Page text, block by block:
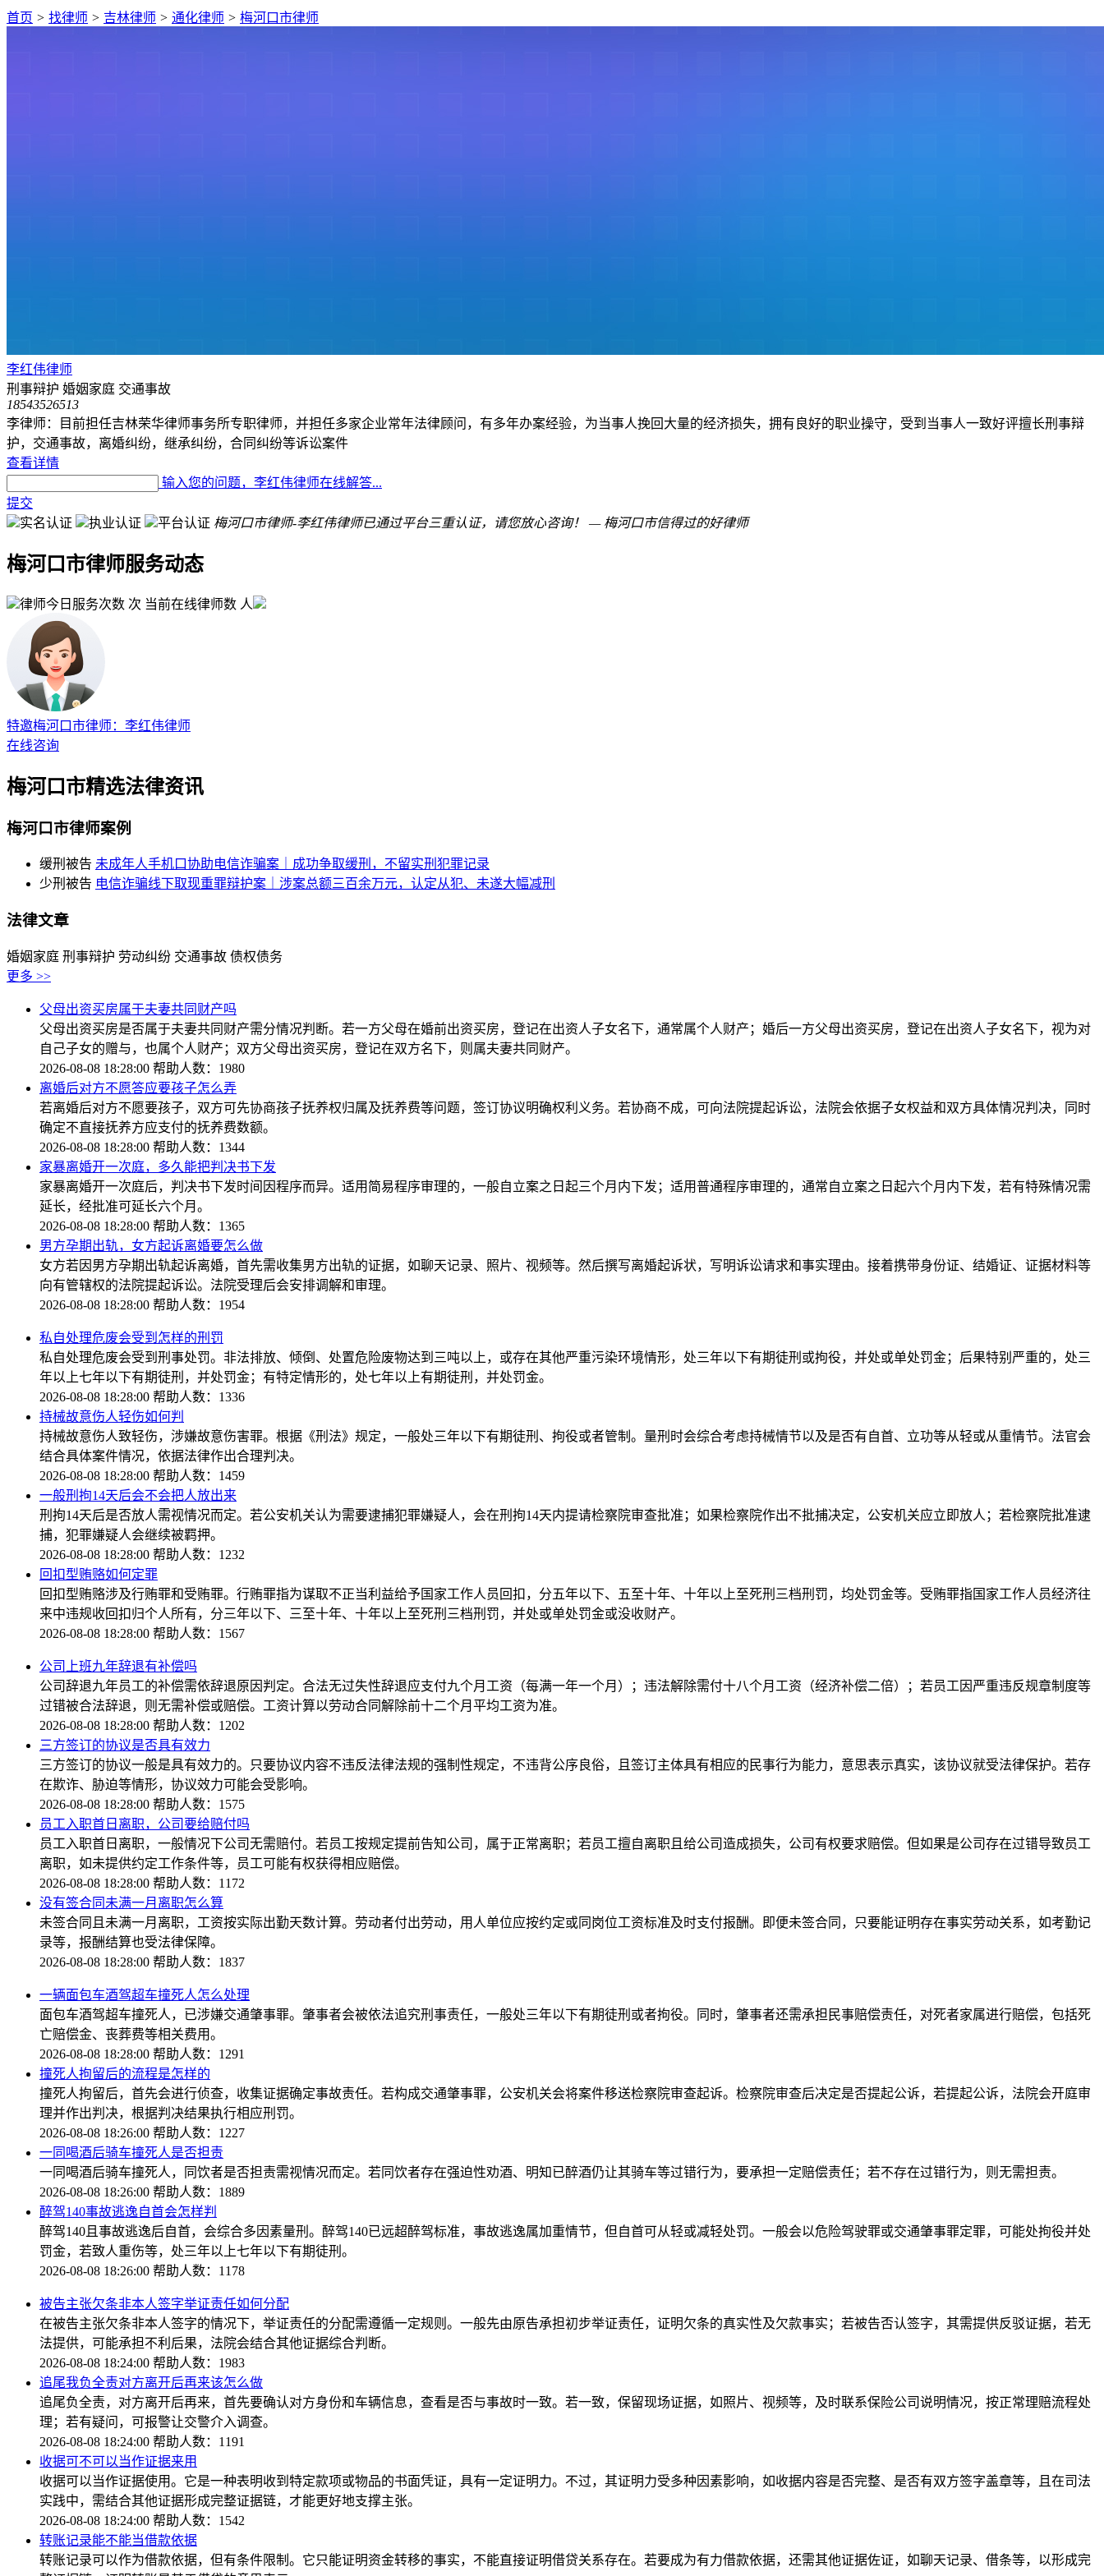
首页 > 找律师 > 吉林律师 > 通化律师 > 梅河口市律师
李红伟律师
刑事辩护 婚姻家庭 交通事故
18543526513
李律师：目前担任吉林荣华律师事务所专职律师，并担任多家企业常年法律顾问，有多年办案经验，为当事人挽回大量的经济损失，拥有良好的职业操守，受到当事人一致好评擅长刑事辩
护，交通事故，离婚纠纷，继承纠纷，合同纠纷等诉讼案件
查看详情
输入您的问题，李红伟律师在线解答...
提交
实名认证
执业认证 平台认证 梅河口市律师-李红伟律师已通过平台三重认证，请您放心咨询！ — 梅河口市信得过的好律师
梅河口市律师服务动态
律师今日服务次数 次 当前在线律师数 人
特邀梅河口市律师：李红伟律师
在线咨询
梅河口市精选法律资讯
梅河口市律师案例
缓刑 被告 未成年人手机口协助电信诈骗案｜成功争取缓刑，不留实刑犯罪记录
少刑 被告 电信诈骗线下取现重罪辩护案｜涉案总额三百余万元，认定从犯、未遂大幅减刑
法律文章
婚姻家庭 刑事辩护 劳动纠纷 交通事故 债权债务
更多 >>
父母出资买房属于夫妻共同财产吗
父母出资买房是否属于夫妻共同财产需分情况判断。若一方父母在婚前出资买房，登记在出资人子女名下，通常属个人财产；婚后一方父母出资买房，登记在出资人子女名下，视为对
自己子女的赠与，也属个人财产；双方父母出资买房，登记在双方名下，则属夫妻共同财产。
2026-08-08 18:28:00 帮助人数：1980
离婚后对方不愿答应要孩子怎么弄
若离婚后对方不愿要孩子，双方可先协商孩子抚养权归属及抚养费等问题，签订协议明确权利义务。若协商不成，可向法院提起诉讼，法院会依据子女权益和双方具体情况判决，同时
确定不直接抚养方应支付的抚养费数额。
2026-08-08 18:28:00 帮助人数：1344
家暴离婚开一次庭，多久能把判决书下发
家暴离婚开一次庭后，判决书下发时间因程序而异。适用简易程序审理的，一般自立案之日起三个月内下发；适用普通程序审理的，通常自立案之日起六个月内下发，若有特殊情况需
延长，经批准可延长六个月。
2026-08-08 18:28:00 帮助人数：1365
男方孕期出轨，女方起诉离婚要怎么做
女方若因男方孕期出轨起诉离婚，首先需收集男方出轨的证据，如聊天记录、照片、视频等。然后撰写离婚起诉状，写明诉讼请求和事实理由。接着携带身份证、结婚证、证据材料等
向有管辖权的法院提起诉讼。法院受理后会安排调解和审理。
2026-08-08 18:28:00 帮助人数：1954
私自处理危废会受到怎样的刑罚
私自处理危废会受到刑事处罚。非法排放、倾倒、处置危险废物达到三吨以上，或存在其他严重污染环境情形，处三年以下有期徒刑或拘役，并处或单处罚金；后果特别严重的，处三
年以上七年以下有期徒刑，并处罚金；有特定情形的，处七年以上有期徒刑，并处罚金。
2026-08-08 18:28:00 帮助人数：1336
持械故意伤人轻伤如何判
持械故意伤人致轻伤，涉嫌故意伤害罪。根据《刑法》规定，一般处三年以下有期徒刑、拘役或者管制。量刑时会综合考虑持械情节以及是否有自首、立功等从轻或从重情节。法官会
结合具体案件情况，依据法律作出合理判决。
2026-08-08 18:28:00 帮助人数：1459
一般刑拘14天后会不会把人放出来
刑拘14天后是否放人需视情况而定。若公安机关认为需要逮捕犯罪嫌疑人，会在刑拘14天内提请检察院审查批准；如果检察院作出不批捕决定，公安机关应立即放人；若检察院批准逮
捕，犯罪嫌疑人会继续被羁押。
2026-08-08 18:28:00 帮助人数：1232
回扣型贿赂如何定罪
回扣型贿赂涉及行贿罪和受贿罪。行贿罪指为谋取不正当利益给予国家工作人员回扣，分五年以下、五至十年、十年以上至死刑三档刑罚，均处罚金等。受贿罪指国家工作人员经济往
来中违规收回扣归个人所有，分三年以下、三至十年、十年以上至死刑三档刑罚，并处或单处罚金或没收财产。
2026-08-08 18:28:00 帮助人数：1567
公司上班九年辞退有补偿吗
公司辞退九年员工的补偿需依辞退原因判定。合法无过失性辞退应支付九个月工资（每满一年一个月）；违法解除需付十八个月工资（经济补偿二倍）；若员工因严重违反规章制度等
过错被合法辞退，则无需补偿或赔偿。工资计算以劳动合同解除前十二个月平均工资为准。
2026-08-08 18:28:00 帮助人数：1202
三方签订的协议是否具有效力
三方签订的协议一般是具有效力的。只要协议内容不违反法律法规的强制性规定，不违背公序良俗，且签订主体具有相应的民事行为能力，意思表示真实，该协议就受法律保护。若存
在欺诈、胁迫等情形，协议效力可能会受影响。
2026-08-08 18:28:00 帮助人数：1575
员工入职首日离职，公司要给赔付吗
员工入职首日离职，一般情况下公司无需赔付。若员工按规定提前告知公司，属于正常离职；若员工擅自离职且给公司造成损失，公司有权要求赔偿。但如果是公司存在过错导致员工
离职，如未提供约定工作条件等，员工可能有权获得相应赔偿。
2026-08-08 18:28:00 帮助人数：1172
没有签合同未满一月离职怎么算
未签合同且未满一月离职，工资按实际出勤天数计算。劳动者付出劳动，用人单位应按约定或同岗位工资标准及时支付报酬。即便未签合同，只要能证明存在事实劳动关系，如考勤记
录等，报酬结算也受法律保障。
2026-08-08 18:28:00 帮助人数：1837
一辆面包车酒驾超车撞死人怎么处理
面包车酒驾超车撞死人，已涉嫌交通肇事罪。肇事者会被依法追究刑事责任，一般处三年以下有期徒刑或者拘役。同时，肇事者还需承担民事赔偿责任，对死者家属进行赔偿，包括死
亡赔偿金、丧葬费等相关费用。
2026-08-08 18:28:00 帮助人数：1291
撞死人拘留后的流程是怎样的
撞死人拘留后，首先会进行侦查，收集证据确定事故责任。若构成交通肇事罪，公安机关会将案件移送检察院审查起诉。检察院审查后决定是否提起公诉，若提起公诉，法院会开庭审
理并作出判决，根据判决结果执行相应刑罚。
2026-08-08 18:26:00 帮助人数：1227
一同喝酒后骑车撞死人是否担责
一同喝酒后骑车撞死人，同饮者是否担责需视情况而定。若同饮者存在强迫性劝酒、明知已醉酒仍让其骑车等过错行为，要承担一定赔偿责任；若不存在过错行为，则无需担责。
2026-08-08 18:26:00 帮助人数：1889
醉驾140事故逃逸自首会怎样判
醉驾140且事故逃逸后自首，会综合多因素量刑。醉驾140已远超醉驾标准，事故逃逸属加重情节，但自首可从轻或减轻处罚。一般会以危险驾驶罪或交通肇事罪定罪，可能处拘役并处
罚金，若致人重伤等，处三年以上七年以下有期徒刑。
2026-08-08 18:26:00 帮助人数：1178
被告主张欠条非本人签字举证责任如何分配
在被告主张欠条非本人签字的情况下，举证责任的分配需遵循一定规则。一般先由原告承担初步举证责任，证明欠条的真实性及欠款事实；若被告否认签字，其需提供反驳证据，若无
法提供，可能承担不利后果，法院会结合其他证据综合判断。
2026-08-08 18:24:00 帮助人数：1983
追尾我负全责对方离开后再来该怎么做
追尾负全责，对方离开后再来，首先要确认对方身份和车辆信息，查看是否与事故时一致。若一致，保留现场证据，如照片、视频等，及时联系保险公司说明情况，按正常理赔流程处
理；若有疑问，可报警让交警介入调查。
2026-08-08 18:24:00 帮助人数：1191
收据可不可以当作证据来用
收据可以当作证据使用。它是一种表明收到特定款项或物品的书面凭证，具有一定证明力。不过，其证明力受多种因素影响，如收据内容是否完整、是否有双方签字盖章等，且在司法
实践中，需结合其他证据形成完整证据链，才能更好地支撑主张。
2026-08-08 18:24:00 帮助人数：1542
转账记录能不能当借款依据
转账记录可以作为借款依据，但有条件限制。它只能证明资金转移的事实，不能直接证明借贷关系存在。若要成为有力借款依据，还需其他证据佐证，如聊天记录、借条等，以形成完